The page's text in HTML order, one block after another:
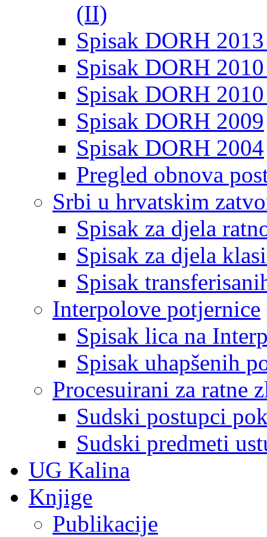
(II)
Spisak DORH
Spisak DORH
Spisak DORH
Spisak DORH 2009
Spisak DORH 2004
Pregled obnova
Srbi u hrvatskim
Spisak za djela
Spisak za djela
Spisak
Interpolove potjernice
Spisak lica na
Spisak uhapšenih
Procesuirani za ratne
Sudski postupci
Sudski predmeti
UG Kalina
Knjige
Publikacije